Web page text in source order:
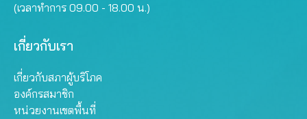
(เวลาทำการ 09.00 - 18.00 น.)
เกี่ยวกับเรา
เกี่ยวกับสภาผู้บริโภค
องค์กรสมาชิก
หน่วยงานเขตพื้นที่